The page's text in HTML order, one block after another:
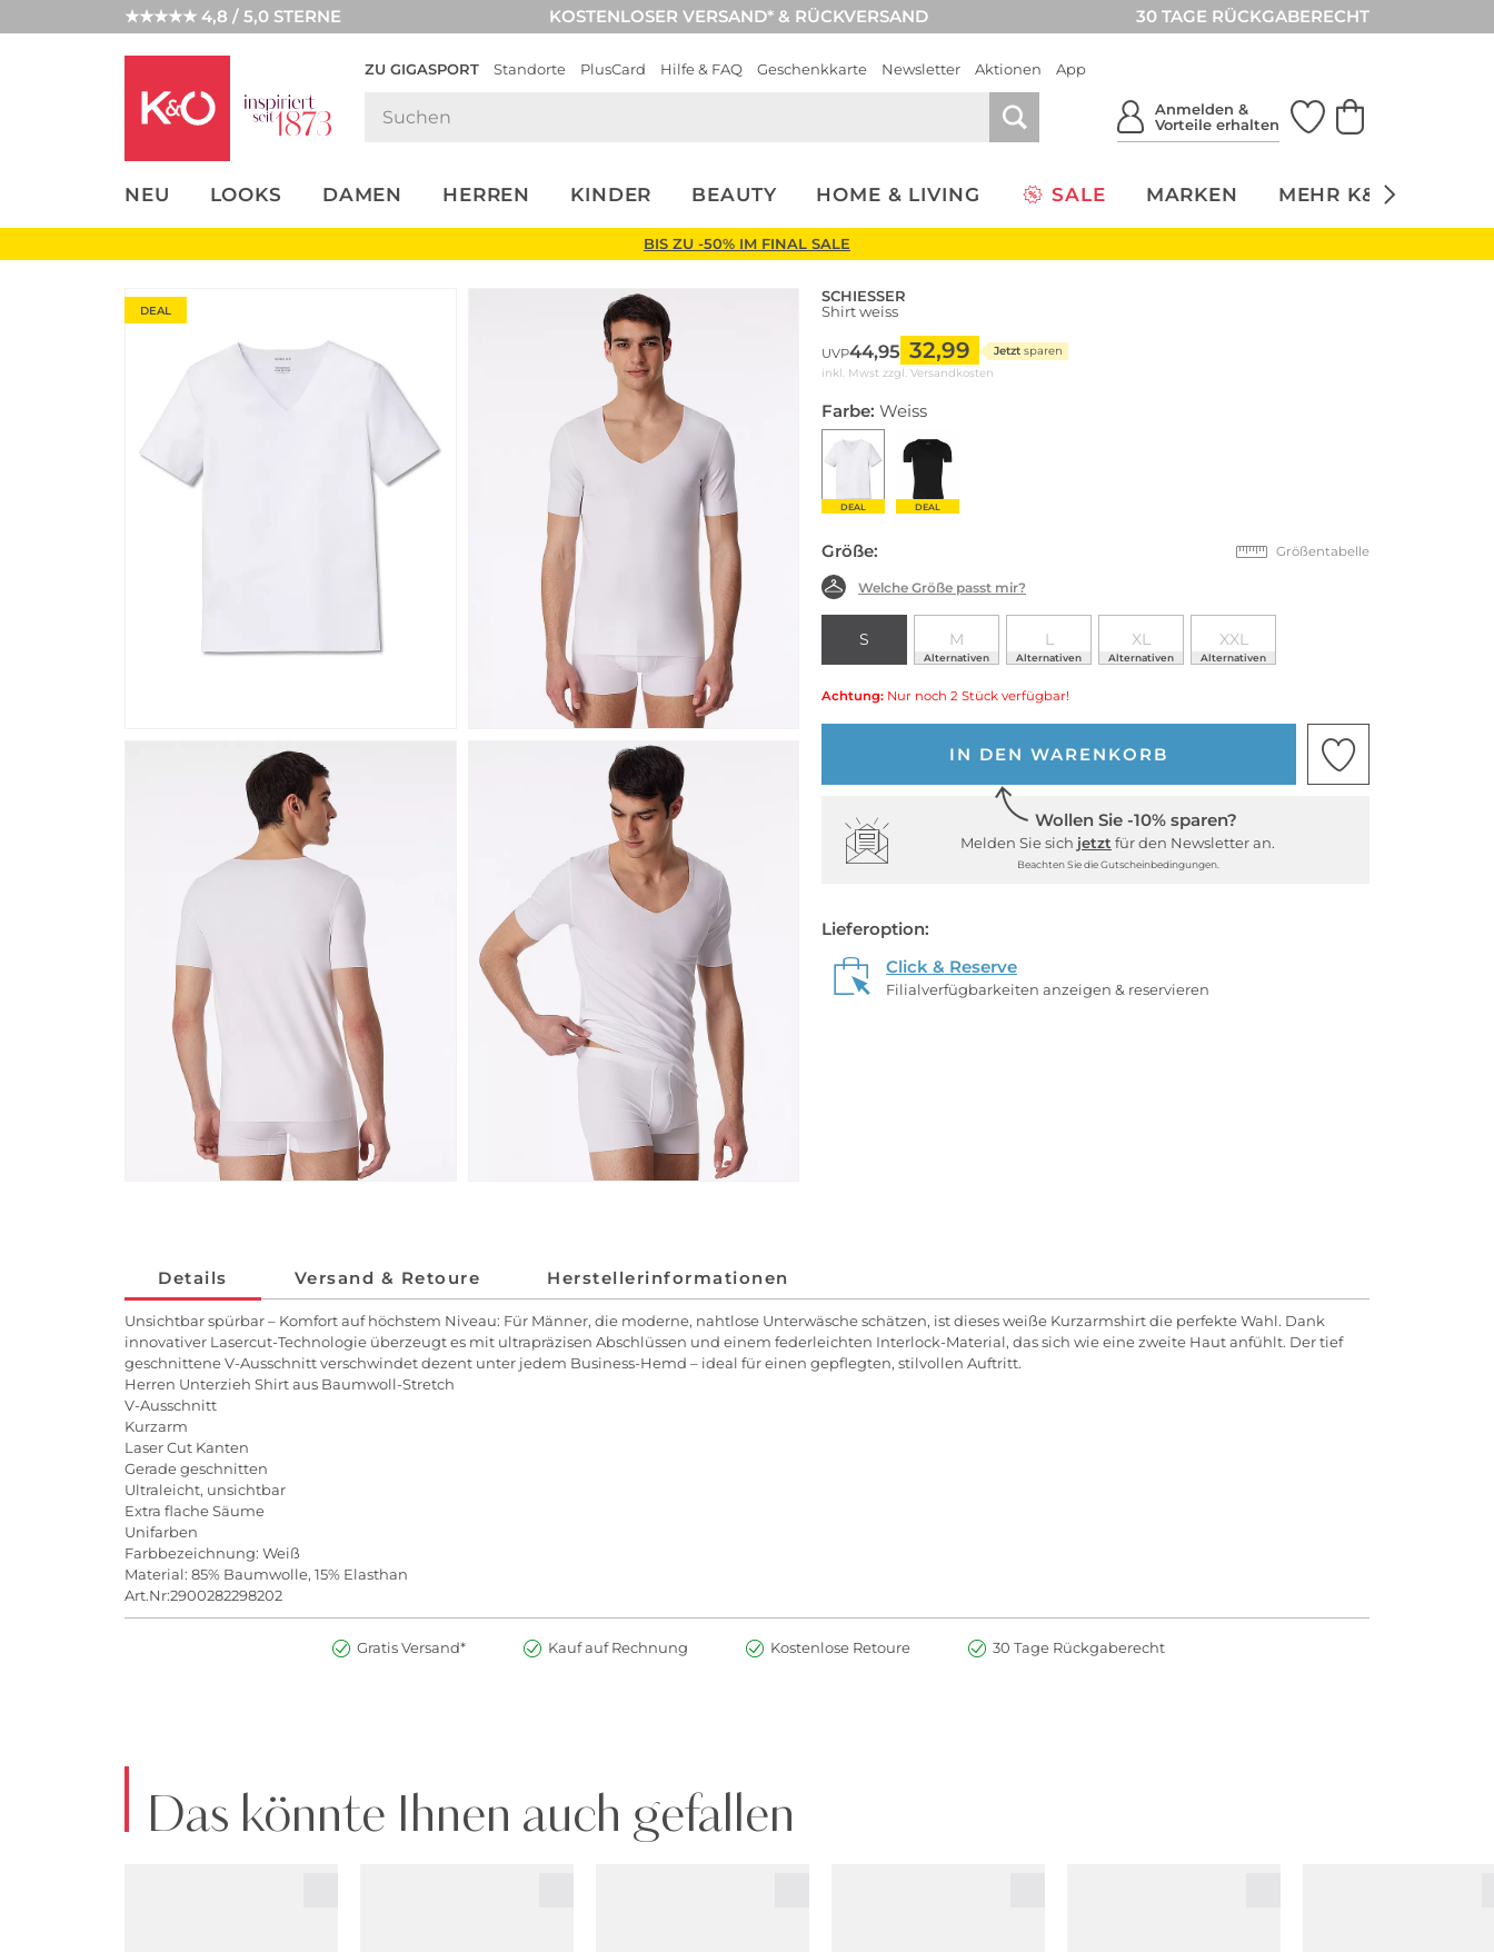
★★★★★ 4,8 / 5,0 STERNE KOSTENLOSER VERSAND* & RÜCKVERSAND 30 TAGE RÜCKGABERECHT
ZU GIGASPORT Standorte PlusCard Hilfe & FAQ Geschenkkarte Newsletter Aktionen App
Anmelden &
Vorteile erhalten
NEU LOOKS DAMEN HERREN KINDER BEAUTY HOME & LIVING SALE MARKEN MEHR K&Ö
UNSERE APP
CLICK &
BIS ZU -50% IM FINAL SALE
DEAL
SCHIESSER
Shirt weiss
UVP44,95 32,99 Jetzt sparen
inkl. Mwst zzgl. Versandkosten
Farbe: Weiss
DEAL DEAL
Größe: Größentabelle
Welche Größe passt mir?
S M
Alternativen
L
Alternativen
XL
Alternativen
XXL
Alternativen
Achtung: Nur noch 2 Stück verfügbar!
IN DEN WARENKORB
Wollen Sie -10% sparen?
Melden Sie sich jetzt für den Newsletter an.
Beachten Sie die Gutscheinbedingungen.
Lieferoption:
Click & Reserve
Filialverfügbarkeiten anzeigen & reservieren
Details Versand & Retoure Herstellerinformationen
Unsichtbar spürbar – Komfort auf höchstem Niveau: Für Männer, die moderne, nahtlose Unterwäsche schätzen, ist dieses weiße Kurzarmshirt die perfekte Wahl. Dank
innovativer Lasercut-Technologie überzeugt es mit ultrapräzisen Abschlüssen und einem federleichten Interlock-Material, das sich wie eine zweite Haut anfühlt. Der tief
geschnittene V-Ausschnitt verschwindet dezent unter jedem Business-Hemd – ideal für einen gepflegten, stilvollen Auftritt.
Herren Unterzieh Shirt aus Baumwoll-Stretch
V-Ausschnitt
Kurzarm
Laser Cut Kanten
Gerade geschnitten
Ultraleicht, unsichtbar
Extra flache Säume
Unifarben
Farbbezeichnung: Weiß
Material: 85% Baumwolle, 15% Elasthan
Art.Nr:2900282298202
Gratis Versand* Kauf auf Rechnung Kostenlose Retoure 30 Tage Rückgaberecht
Das könnte Ihnen auch gefallen